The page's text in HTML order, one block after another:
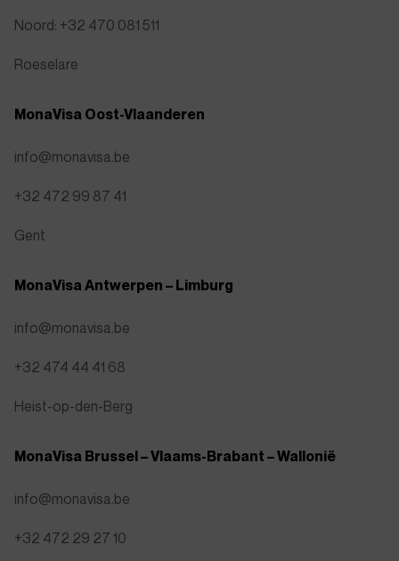
Noord: +32 470 081 511
Roeselare
MonaVisa Oost-Vlaanderen
info@monavisa.be
+32 472 99 87 41
Gent
MonaVisa Antwerpen – Limburg
info@monavisa.be
+32 474 44 41 68
Heist-op-den-Berg
MonaVisa Brussel – Vlaams-Brabant – Wallonië
info@monavisa.be
+32 472 29 27 10